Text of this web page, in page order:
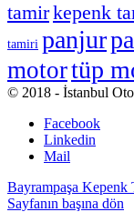
tamirkepenk
tamiri panjur
motortüp
© 2018 - İstanbul
Facebook
Linkedin
Mail
Bayrampaşa Kepenk
Sayfanın başına dön